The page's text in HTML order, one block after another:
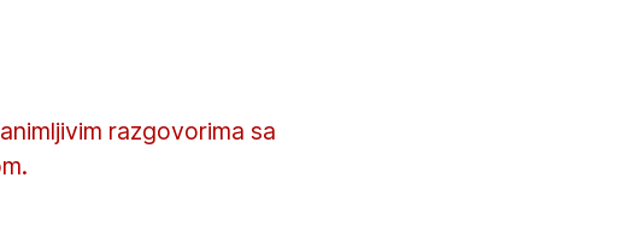
razgovorima sa